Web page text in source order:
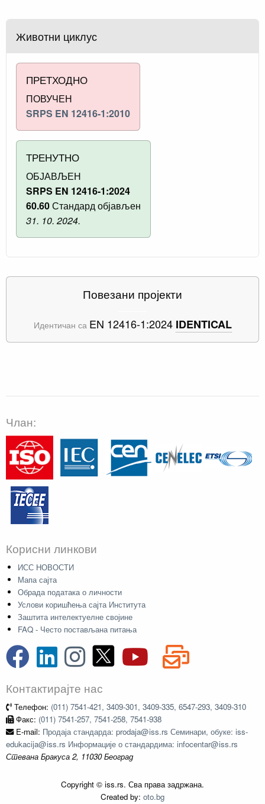
Животни циклус
ПРЕТХОДНО
ПОВУЧЕН
SRPS EN 12416-1:2010
ТРЕНУТНО
ОБЈАВЉЕН
SRPS EN 12416-1:2024
60.60Стандард објављен
31. 10. 2024.
Повезани пројекти
Идентичан са EN 12416-1:2024 IDENTICAL
Члан:
Корисни линкови
ИСС НОВОСТИ
Мапа сајта
Обрада података о личности
Услови коришћења сајта Института
Заштита интелектуелне својине
FAQ - Често постављана питања
Контактирајте нас
Телефон: (011) 7541-421, 3409-301, 3409-335, 6547-293, 3409-310
Факс: (011) 7541-257, 7541-258, 7541-938
E-mail: Продаја стандарда: prodaja@iss.rs Семинари, обуке: iss-
edukacija@iss.rs Информације о стандардима: infocentar@iss.rs
Стевана Бракуса 2, 11030 Београд
Copyright © iss.rs. Сва права задржана.
Created by: oto.bg